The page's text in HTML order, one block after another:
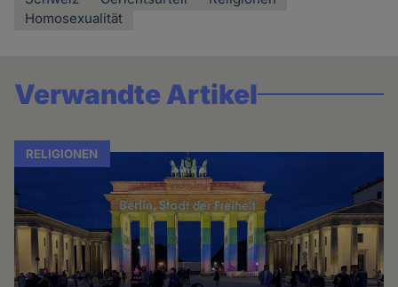
Homosexualität
Verwandte Artikel
RELIGIONEN